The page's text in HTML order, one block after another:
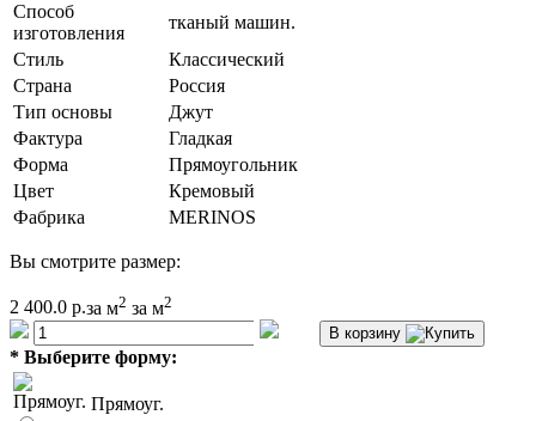
Способ
изготовления
тканый машин.
Стиль
Классический
Страна
Россия
Тип основы
Джут
Фактура
Гладкая
Форма
Прямоугольник
Цвет
Кремовый
Фабрика
MERINOS
Вы смотрите размер:
2 400.0 р.за м2 за м2
В корзину
* Выберите форму:
Прямоуг.